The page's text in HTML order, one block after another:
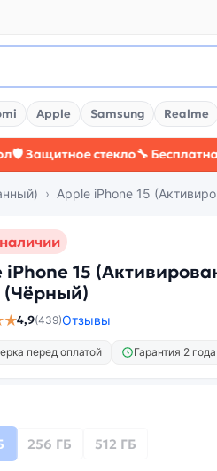
Apple Samsung Realme
стекло🔧 Бесплатная
Apple iPhone 15
iPhone 15
(Чёрный)
4,9(439)Отзывы
перед оплатой Гарантия 2 года
256 ГБ 512 ГБ